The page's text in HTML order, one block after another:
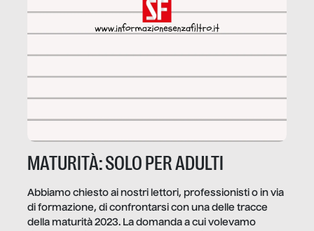
MATURITÀ: SOLO PER ADULTI
Abbiamo chiesto ai nostri lettori, professionisti o in via
di formazione, di confrontarsi con una delle tracce
della maturità 2023. La domanda a cui volevamo